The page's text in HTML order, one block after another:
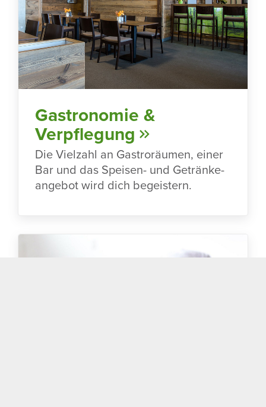
Gastro­nomie &
Verpfle­gung
Die Viel­zahl an Gastro­räumen, einer
Bar und das Speisen- und Geträn­ke­
an­gebot wird dich begeis­tern.